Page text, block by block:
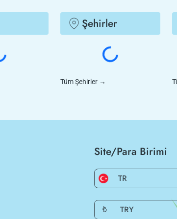
Şehirler
Tüm Şehirler →
Site/Para Birimi
TR
₺ TRY